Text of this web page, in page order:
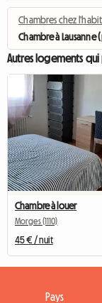
Chambres chez
Chambre à Lausanne
Autres logements
Chambre à louer
Morges (1110)
45 € / nuit
Pays